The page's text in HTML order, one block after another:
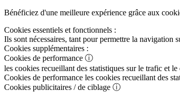
Bénéficiez d'une meilleure expérience grâce aux
Cookies essentiels et fonctionnels :
Ils sont nécessaires, tant pour permettre la
Cookies supplémentaires :
Cookies de performance ⓘ
les cookies recueillant des statistiques sur le trafic et
Cookies de performance les cookies recueillant des
Cookies publicitaires / de ciblage ⓘ